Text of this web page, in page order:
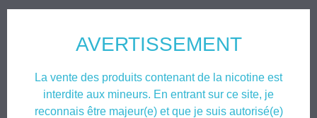
Le eliquideGoodyest un mixCactus,citronetfraise,
allday garantie
AVERTISSEMENT
La vente des produits contenant de la nicotine est
interdite aux mineurs. En entrant sur ce site, je
reconnais être majeur(e) et que je suis autorisé(e)